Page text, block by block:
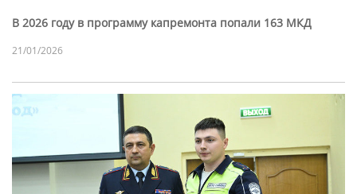
В 2026 году в программу капремонта попали 163 МКД
21/01/2026